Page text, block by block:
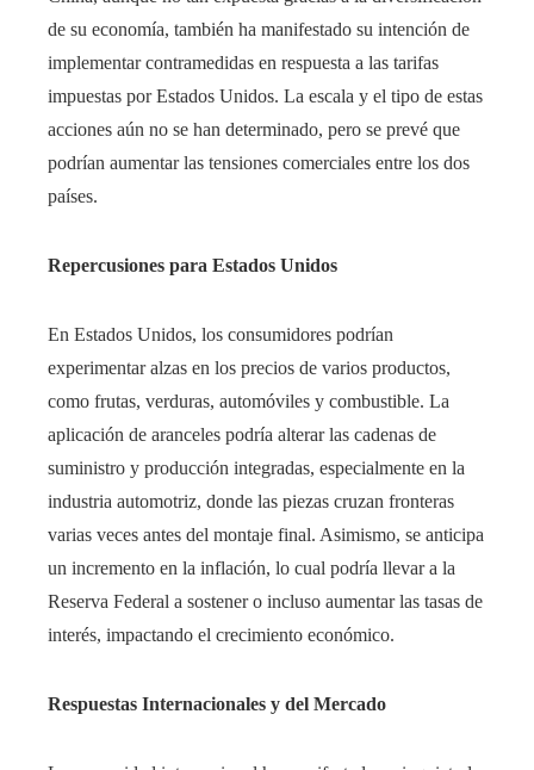
de su economía, también ha manifestado su intención de
implementar contramedidas en respuesta a las tarifas
impuestas por Estados Unidos. La escala y el tipo de estas
acciones aún no se han determinado, pero se prevé que
podrían aumentar las tensiones comerciales entre los dos
países.
Repercusiones para Estados Unidos
En Estados Unidos, los consumidores podrían
experimentar alzas en los precios de varios productos,
como frutas, verduras, automóviles y combustible. La
aplicación de aranceles podría alterar las cadenas de
suministro y producción integradas, especialmente en la
industria automotriz, donde las piezas cruzan fronteras
varias veces antes del montaje final. Asimismo, se anticipa
un incremento en la inflación, lo cual podría llevar a la
Reserva Federal a sostener o incluso aumentar las tasas de
interés, impactando el crecimiento económico.
Respuestas Internacionales y del Mercado